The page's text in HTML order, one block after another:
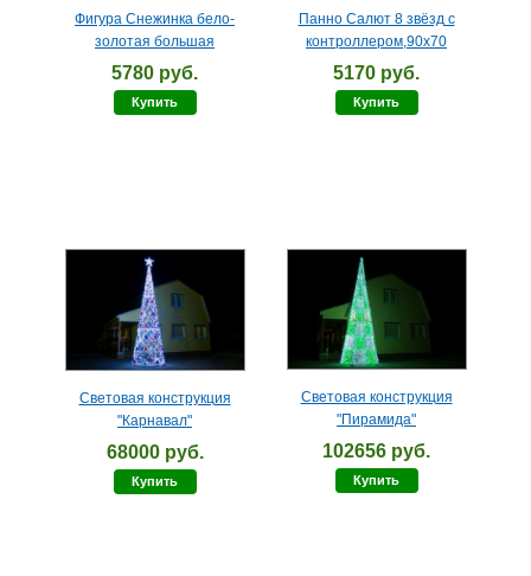
Фигура Снежинка бело-
золотая большая
5780 руб.
Купить
Панно Салют 8 звёзд с
контроллером,90х70
5170 руб.
Купить
Световая конструкция
"Карнавал"
68000 руб.
Купить
Световая конструкция
"Пирамида"
102656 руб.
Купить